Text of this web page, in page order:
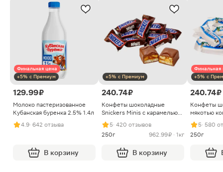
Финальная цена
+5% с Премиум
129.99 ₽
Молоко пастеризованное
Кубанская буренка 2.5% 1.4л
4.9· 642 отзыва
В корзину
+5% с Премиум
240.74 ₽
Конфеты шоколадные
Snickers Minis с карамелью
арахисом и нугой
5· 420 отзывов
250г
962.99 ₽ · 1кг
В корзину
Финальная
+5% с
240.74 ₽
Конфеты
мякотью
5· 580
250г